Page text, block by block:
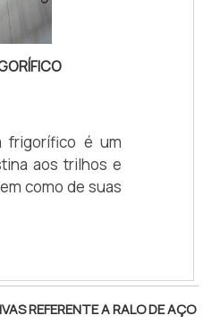
frigorífico é um
aos trilhos e
como de suas
REFERENTE A RALO DE AÇO